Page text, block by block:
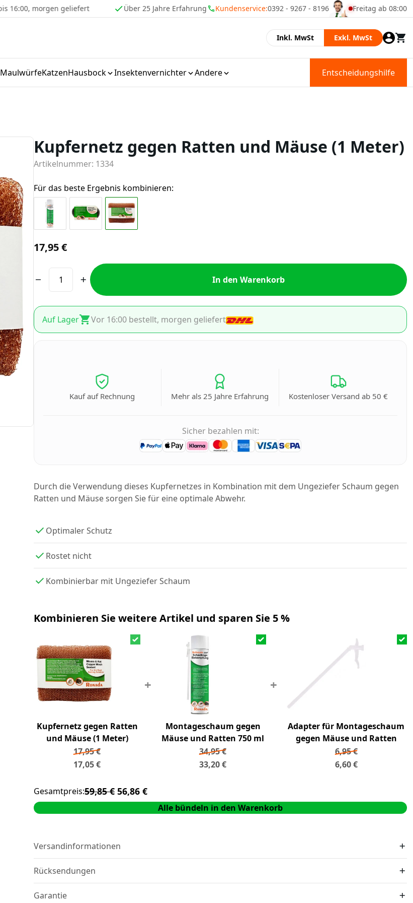
geliefert Über 25 Jahre Erfahrung Kundenservice:0392 - 9267 - 8196
Momenteel zijn
Freitag ab 08:00
Inkl. MwSt Exkl. MwSt
MaulwürfeKatzenHausbock Insektenvernichter Andere Entscheidungshilfe
Kupfernetz gegen Ratten und Mäuse (1 Meter)
Artikelnummer: 1334
Für das beste Ergebnis kombinieren:
17,95€
In den Warenkorb
Auf Lager Vor 16:00 bestellt, morgen geliefert
Kauf auf Rechnung Mehr als 25 Jahre Erfahrung Kostenloser Versand ab 50 €
Sicher bezahlen mit:
Durch die Verwendung dieses Kupfernetzes in Kombination mit dem Ungeziefer Schaum gegen
Ratten und Mäuse sorgen Sie für eine optimale Abwehr.
Optimaler Schutz
Rostet nicht
Kombinierbar mit Ungeziefer Schaum
Kombinieren Sie weitere Artikel und sparen Sie 5 %
Kupfernetz gegen Ratten
und Mäuse (1 Meter)
17,95€
17,05€
+
Montageschaum gegen
Mäuse und Ratten 750 ml
34,95€
33,20€
+
Adapter für Montageschaum
gegen Mäuse und Ratten
6,95€
6,60€
Gesamtpreis:59,85 € 56,86 €
Alle bündeln in den Warenkorb
Versandinformationen
Wir versenden mit DHL.Ist der Artikel auf Lager und bestellen Sie vor 16:00 Uhr, wird Ihre
Bestellung noch am selben Tag versendet.
Kostenloser Versand ab 50 €.
Mit Sendungsverfolgung und praktischen DHL-Optionen wie
Abholung in der Filiale oder im Paketshop,
Rücksendungen
Rücksendung innerhalb von 14 Tagen: Bittelegen Sie das Rücksendeformular beiund senden Sie
den Artikel
Garantie